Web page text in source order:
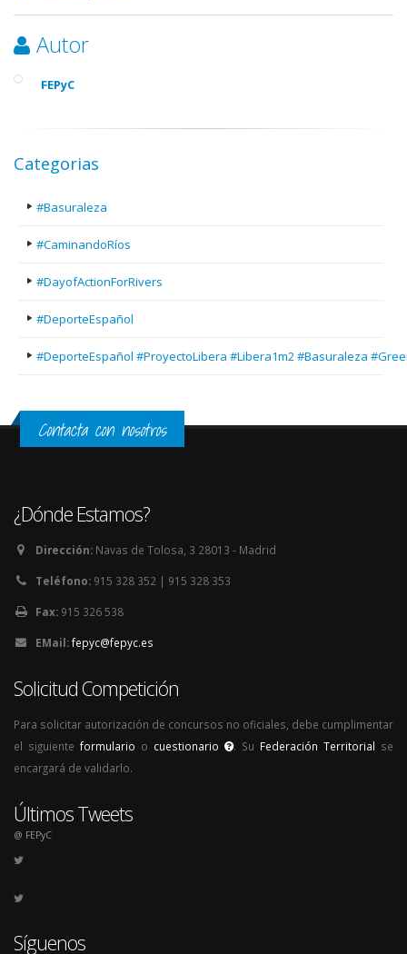
Autor
FEPyC
Categorias
#Basuraleza
#CaminandoRíos
#DayofActionForRivers
#DeporteEspañol
#DeporteEspañol #ProyectoLibera #Libera1m2 #Basuraleza
Contacta con nosotros
¿Dónde Estamos?
Dirección: Navas de Tolosa, 3 28013 - Madrid
Teléfono: 915 328 352 | 915 328 353
Fax: 915 326 538
EMail:fepyc@fepyc.es
Solicitud Competición
Para solicitar autorización de concursos no oficiales, debe cumplimentar
el siguiente formulario o cuestionario . Su Federación Territorial se
encargará de validarlo.
Últimos Tweets
@ FEPyC
Síguenos